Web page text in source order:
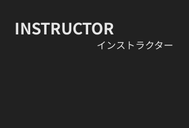
INSTRUCTOR
​インストラクター